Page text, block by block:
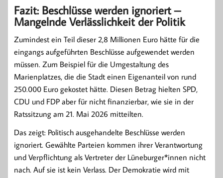
Fazit: Beschlüsse werden ignoriert –
Mangelnde Verlässlichkeit der Politik
Zumindest ein Teil dieser 2,8 Millionen Euro hätte für die
eingangs aufgeführten Beschlüsse aufgewendet werden
müssen. Zum Beispiel für die Umgestaltung des
Marienplatzes, die die Stadt einen Eigenanteil von rund
250.000 Euro gekostet hätte. Diesen Betrag hielten SPD,
CDU und FDP aber für nicht finanzierbar, wie sie in der
Ratssitzung am 21. Mai 2026 mitteilten.
Das zeigt: Politisch ausgehandelte Beschlüsse werden
ignoriert. Gewählte Parteien kommen ihrer Verantwortung
und Verpflichtung als Vertreter der Lüneburger*innen nicht
nach. Auf sie ist kein Verlass. Der Demokratie wird mit